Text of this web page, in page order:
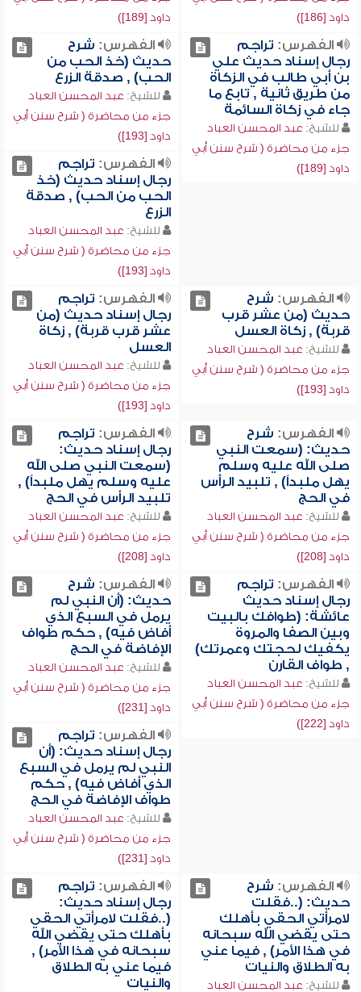
داود [186])
داود [189])
الفهرس: تراجم
رجال إسناد حديث علي
بن أبي طالب في الزكاة
من طريق ثانية , تابع ما
جاء في زكاة السائمة
للشيخ: عبد المحسن العباد
جزء من محاضرة ( شرح سنن أبي
داود [189])
الفهرس: شرح
حديث (خذ الحب من
الحب) , صدقة الزرع
للشيخ: عبد المحسن العباد
جزء من محاضرة ( شرح سنن أبي
داود [193])
الفهرس: تراجم
رجال إسناد حديث (خذ
الحب من الحب) , صدقة
الزرع
للشيخ: عبد المحسن العباد
جزء من محاضرة ( شرح سنن أبي
داود [193])
الفهرس: شرح
حديث (من عشر قرب
قربة) , زكاة العسل
للشيخ: عبد المحسن العباد
جزء من محاضرة ( شرح سنن أبي
داود [193])
الفهرس: تراجم
رجال إسناد حديث (من
عشر قرب قربة) , زكاة
العسل
للشيخ: عبد المحسن العباد
جزء من محاضرة ( شرح سنن أبي
داود [193])
الفهرس: شرح
حديث: (سمعت النبي
صلى الله عليه وسلم
يهل ملبداً) , تلبيد الرأس
في الحج
للشيخ: عبد المحسن العباد
جزء من محاضرة ( شرح سنن أبي
داود [208])
الفهرس: تراجم
رجال إسناد حديث:
(سمعت النبي صلى الله
عليه وسلم يهل ملبداً) ,
تلبيد الرأس في الحج
للشيخ: عبد المحسن العباد
جزء من محاضرة ( شرح سنن أبي
داود [208])
الفهرس: تراجم
رجال إسناد حديث
عائشة: (طوافك بالبيت
وبين الصفا والمروة
يكفيك لحجتك وعمرتك)
, طواف القارن
للشيخ: عبد المحسن العباد
جزء من محاضرة ( شرح سنن أبي
داود [222])
الفهرس: شرح
حديث: (أن النبي لم
يرمل في السبع الذي
أفاض فيه) , حكم طواف
الإفاضة في الحج
للشيخ: عبد المحسن العباد
جزء من محاضرة ( شرح سنن أبي
داود [231])
الفهرس: تراجم
رجال إسناد حديث: (أن
النبي لم يرمل في السبع
الذي أفاض فيه) , حكم
طواف الإفاضة في الحج
للشيخ: عبد المحسن العباد
جزء من محاضرة ( شرح سنن أبي
داود [231])
الفهرس: شرح
حديث: (..فقلت
لامرأتي الحقي بأهلك
حتى يقضي الله سبحانه
في هذا الأمر) , فيما عني
به الطلاق والنيات
للشيخ: عبد المحسن العباد
الفهرس: تراجم
رجال إسناد حديث:
(..فقلت لامرأتي الحقي
بأهلك حتى يقضي الله
سبحانه في هذا الأمر) ,
فيما عني به الطلاق
والنيات